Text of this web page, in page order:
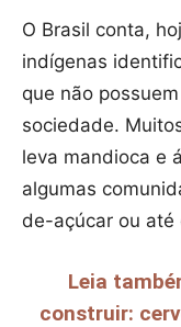
O Brasil conta,
indígenas
que não
sociedade.
leva mandioca e
algumas
de-açúcar ou até
Leia
construir: